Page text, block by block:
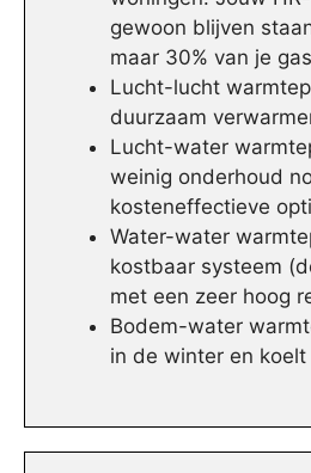
gewoon blijven
maar 30% van je
Lucht-lucht
duurzaam
Lucht-water
weinig onderhoud
kosteneffectieve
Water-water
kostbaar systeem
met een zeer hoog
Bodem-water
in de winter en koelt